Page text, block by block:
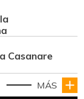
Casanare
MÁS